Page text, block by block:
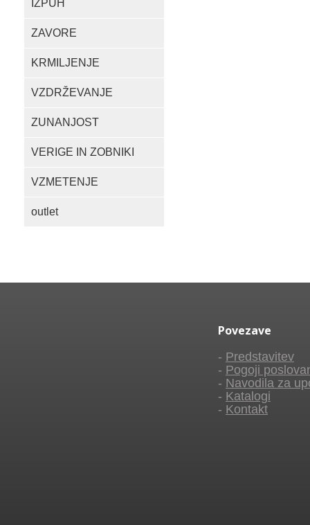
IZPUH
ZAVORE
KRMILJENJE
VZDRŽEVANJE
ZUNANJOST
VERIGE IN ZOBNIKI
VZMETENJE
outlet
Povezave
- Predstavitev
- Pogoji
- Navodila za
- Katalogi
- Kontakt